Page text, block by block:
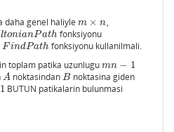
daha genel haliyle m × n
m× n ,
ltonianPath
ianPath
fonksiyonu
F indPath
FindPath
fonksiyonu kullanilmali.
toplam patika uzunlugu mn − 1
mn− 1
A
A noktasindanB
B noktasina giden
1 BUTUN patikalarin bulunmasi